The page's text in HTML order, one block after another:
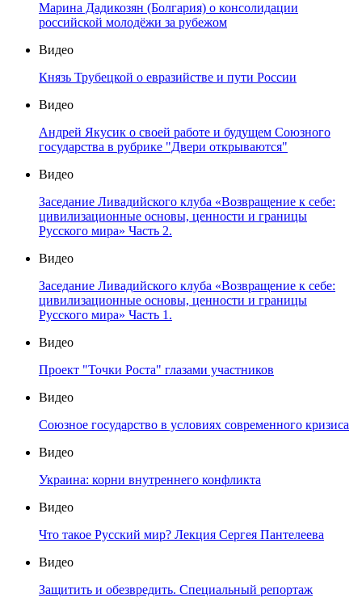
Марина Дадикозян (Болгария) о консолидации
российской молодёжи за рубежом
Видео
Князь Трубецкой о евразийстве и пути России
Видео
Андрей Якусик о своей работе и будущем Союзного
государства в рубрике "Двери открываются"
Видео
Заседание Ливадийского клуба «Возвращение к себе:
цивилизационные основы, ценности и границы
Русского мира» Часть 2.
Видео
Заседание Ливадийского клуба «Возвращение к себе:
цивилизационные основы, ценности и границы
Русского мира» Часть 1.
Видео
Проект "Точки Роста" глазами участников
Видео
Союзное государство в условиях современного кризиса
Видео
Украина: корни внутреннего конфликта
Видео
Что такое Русский мир? Лекция Сергея Пантелеева
Видео
Защитить и обезвредить. Специальный репортаж